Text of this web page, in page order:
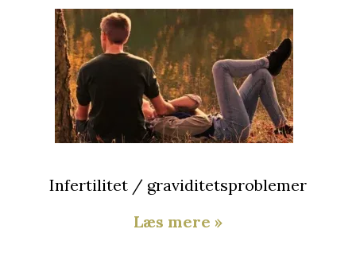
Infertilitet / graviditetsproblemer
Læs mere »